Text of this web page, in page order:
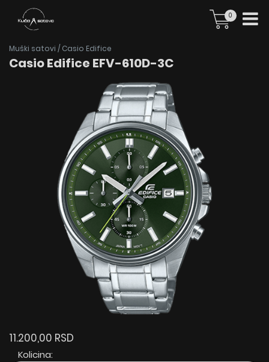
0
Muški satovi / Casio Edifice
Casio Edifice EFV-610D-3C
11.200,00 RSD
Kolicina: